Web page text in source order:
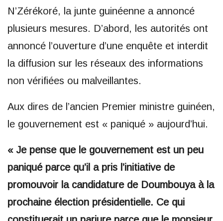
N’Zérékoré, la junte guinéenne a annoncé
plusieurs mesures. D’abord, les autorités ont
annoncé l’ouverture d’une enquête et interdit
la diffusion sur les réseaux des informations
non vérifiées ou malveillantes.
Aux dires de l’ancien Premier ministre guinéen,
le gouvernement est « paniqué » aujourd’hui.
« Je pense que le gouvernement est un peu
paniqué parce qu’il a pris l’initiative de
promouvoir la candidature de Doumbouya à la
prochaine élection présidentielle. Ce qui